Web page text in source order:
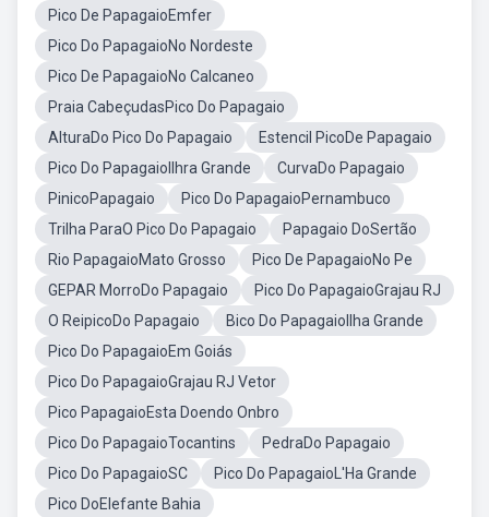
Pico De PapagaioEmfer
Pico Do PapagaioNo Nordeste
Pico De PapagaioNo Calcaneo
Praia CabeçudasPico Do Papagaio
AlturaDo Pico Do Papagaio
Estencil PicoDe Papagaio
Pico Do PapagaioIlhra Grande
CurvaDo Papagaio
PinicoPapagaio
Pico Do PapagaioPernambuco
Trilha ParaO Pico Do Papagaio
Papagaio DoSertão
Rio PapagaioMato Grosso
Pico De PapagaioNo Pe
GEPAR MorroDo Papagaio
Pico Do PapagaioGrajau RJ
O ReipicoDo Papagaio
Bico Do PapagaioIlha Grande
Pico Do PapagaioEm Goiás
Pico Do PapagaioGrajau RJ Vetor
Pico PapagaioEsta Doendo Onbro
Pico Do PapagaioTocantins
PedraDo Papagaio
Pico Do PapagaioSC
Pico Do PapagaioL'Ha Grande
Pico DoElefante Bahia